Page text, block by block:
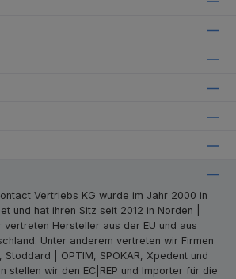
Vertriebs KG wurde im Jahr 2000 in
und hat ihren Sitz seit 2012 in Norden |
vertreten Hersteller aus der EU und aus
Unter anderem vertreten wir Firmen
| OPTIM, SPOKAR, Xpedent und
stellen wir den EC|REP und Importer für die